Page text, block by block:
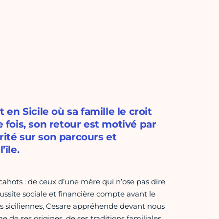
en Sicile où sa famille le croit
fois, son retour est motivé par
sur son parcours et
: de ceux d’une mère qui n’ose pas dire
sociale et financière compte avant le
siciliennes, Cesare appréhende devant nous